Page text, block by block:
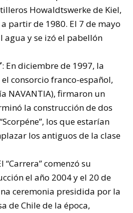
Howaldtswerke de Kiel,
partir de 1980. El 7 de mayo
agua y se izó el pabellón
: En diciembre de 1997, la
consorcio franco-español,
NAVANTIA), firmaron un
la construcción de dos
los que estarían
los antiguos de la clase
“Carrera” comenzó su
el año 2004 y el 20 de
ceremonia presidida por la
de Chile de la época,